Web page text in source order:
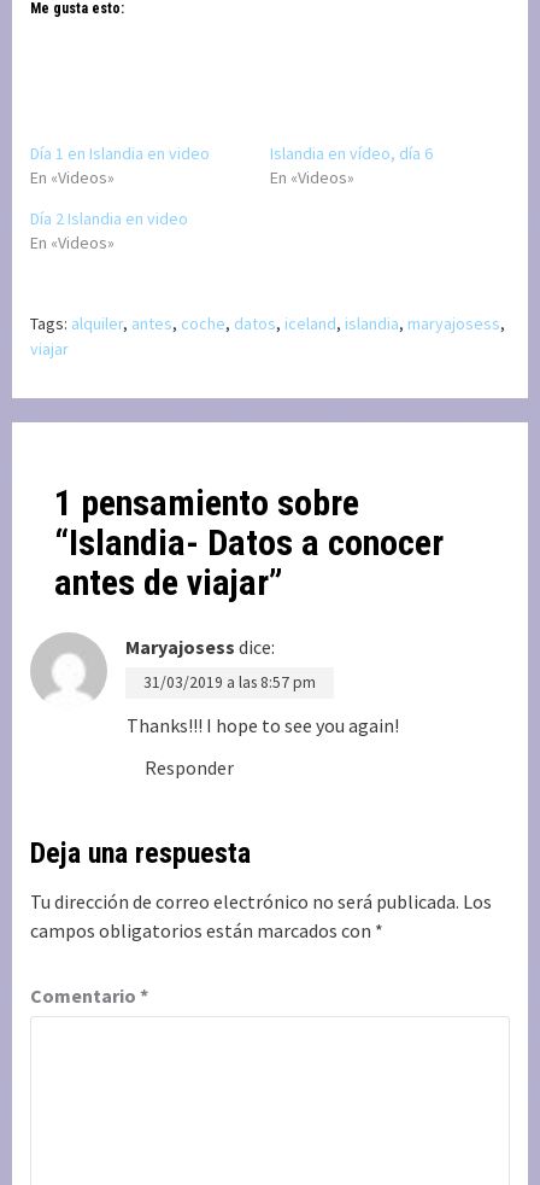
Me gusta esto:
Día 1 en Islandia en video
En «Videos»
Islandia en vídeo, día 6
En «Videos»
Día 2 Islandia en video
En «Videos»
Tags: alquiler, antes, coche, datos, iceland, islandia, maryajosess,
viajar
1 pensamiento sobre
“Islandia- Datos a conocer
antes de viajar”
Maryajosess dice:
31/03/2019 a las 8:57 pm
Thanks!!! I hope to see you again!
Responder
Deja una respuesta
Tu dirección de correo electrónico no será publicada. Los
campos obligatorios están marcados con *
Comentario *